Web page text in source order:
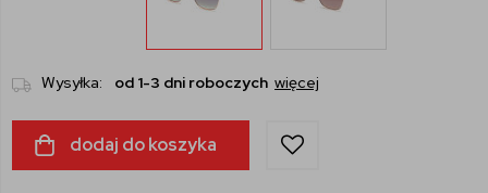
Wysyłka: od 1-3 dni roboczych więcej
dodaj do koszyka